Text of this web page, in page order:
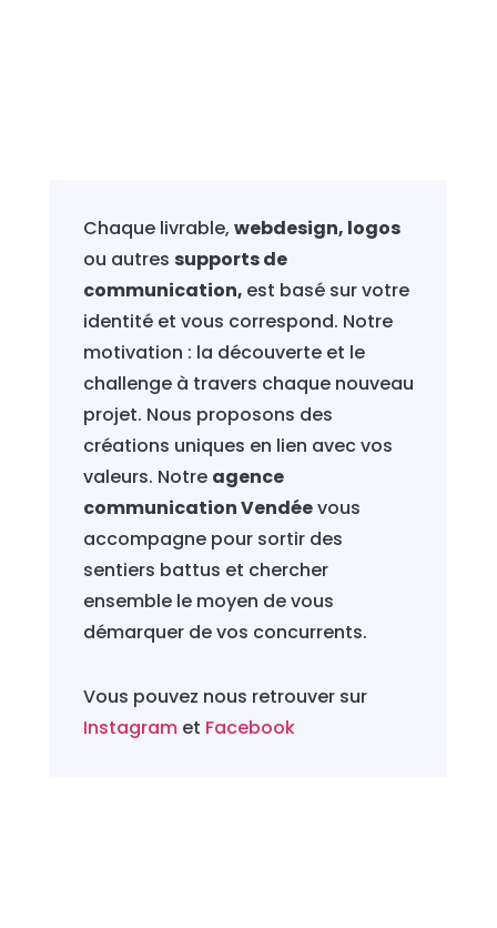
Chaque livrable, webdesign, logos
ou autres supports de
communication, est basé sur votre
identité et vous correspond. Notre
motivation : la découverte et le
challenge à travers chaque nouveau
projet. Nous proposons des
créations uniques en lien avec vos
valeurs. Notre agence
communication Vendéevous
accompagne pour sortir des
sentiers battus et chercher
ensemble le moyen de vous
démarquer de vos concurrents.
Vous pouvez nous retrouver sur
Instagramet Facebook